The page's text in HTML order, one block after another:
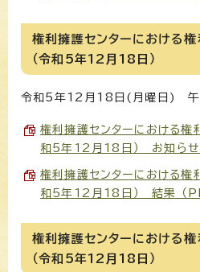
権利擁護センターにおける権
（令和5年12月18日）
令和5年12月18日(月曜日) 午
権利擁護センターにおける権
和5年12月18日） お知ら
権利擁護センターにおける権
和5年12月18日） 結果 （
権利擁護センターにおける
（令和5年12月18日）